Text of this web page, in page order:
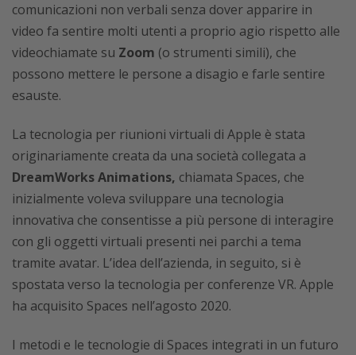
comunicazioni non verbali senza dover apparire in
video fa sentire molti utenti a proprio agio rispetto alle
videochiamate su Zoom (o strumenti simili), che
possono mettere le persone a disagio e farle sentire
esauste.
La tecnologia per riunioni virtuali di Apple è stata
originariamente creata da una società collegata a
DreamWorks Animations, chiamata Spaces, che
inizialmente voleva sviluppare una tecnologia
innovativa che consentisse a più persone di interagire
con gli oggetti virtuali presenti nei parchi a tema
tramite avatar. L’idea dell’azienda, in seguito, si è
spostata verso la tecnologia per conferenze VR. Apple
ha acquisito Spaces nell’agosto 2020.
I metodi e le tecnologie di Spaces integrati in un futuro